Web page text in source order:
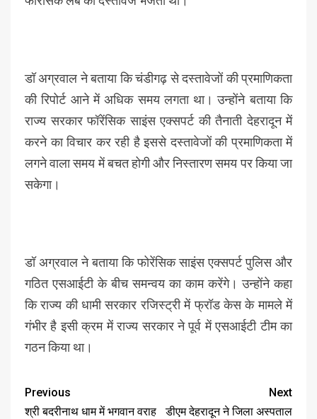
डॉ अग्रवाल ने बताया कि चंडीगढ़ से दस्तावेजों की प्रमाणिकता
की रिपोर्ट आने में अधिक समय लगता था। उन्होंने बताया कि
राज्य सरकार फॉरेंसिक साइंस एक्सपर्ट की तैनाती देहरादून में
करने का विचार कर रही है इससे दस्तावेजों की प्रमाणिकता में
लगने वाला समय में बचत होगी और निस्तारण समय पर किया जा
सकेगा।
डॉ अग्रवाल ने बताया कि फोरेंसिक साइंस एक्सपर्ट पुलिस और
गठित एसआईटी के बीच समन्वय का काम करेंगे। उन्होंने कहा
कि राज्य की धामी सरकार रजिस्ट्री में फ्रॉड केस के मामले में
गंभीर है इसी क्रम में राज्य सरकार ने पूर्व में एसआईटी टीम का
गठन किया था।
Previous
श्री बदरीनाथ धाम में भगवान वराह
Next
डीएम देहरादून ने जिला अस्पताल